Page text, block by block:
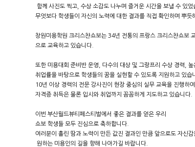
함께 사진도 찍고, 수상 소감도 나누며 즐거운 시간을 보낼 수 있었
무엇보다 학생들이 자신의 노력에 대한 결과를 직접 확인하며 뿌
창원미용학원 크리스챤쇼보는 34년 전통의 프랑스 크리스챤쇼보
으로 교육하고 있습니다.
또한 미용대회 준비반 운영, 다수의 대상 및 그랑프리 수상 경력,
취업률을 바탕으로 학생들의 꿈을 실현할 수 있도록 지원하고 있습
10년 이상 경력의 전문 강사진이 현장 중심의 실무 교육을 진행하여
자격증 취득은 물론 입시와 취업까지 꼼꼼하게 지도하고 있습니다.
이번 부산월드뷰티페스티벌에서 좋은 결과를 얻은 우리
쇼보 학생들 모두 진심으로 축하합니다.
여러분이 흘린 땀과 노력이 만든 값진 결과인 만큼 앞으로도 자신감
원하는 미용인의 길을 향해 나아가길 바랍니다.